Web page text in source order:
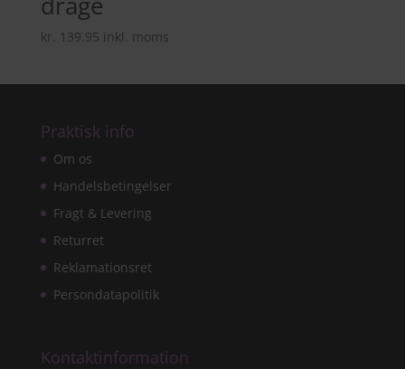
kr. 139.95 inkl. moms
Praktisk info
Om os
Handelsbetingelser
Fragt & Levering
Returret
Reklamationsret
Persondatapolitik
Kontaktinformation